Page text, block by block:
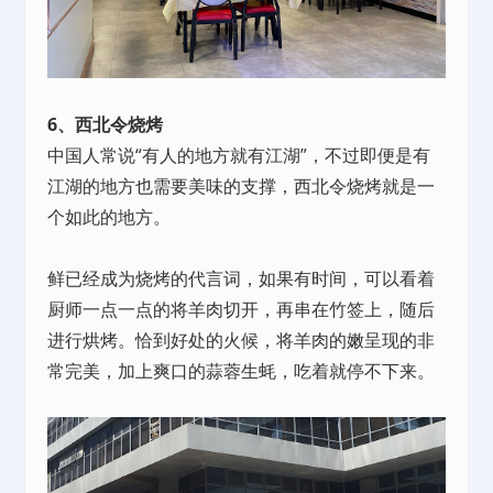
6、西北令烧烤
中国人常说“有人的地方就有江湖”，不过即便是有
江湖的地方也需要美味的支撑，西北令烧烤就是一
个如此的地方。
鲜已经成为烧烤的代言词，如果有时间，可以看着
厨师一点一点的将羊肉切开，再串在竹签上，随后
进行烘烤。恰到好处的火候，将羊肉的嫩呈现的非
常完美，加上爽口的蒜蓉生蚝，吃着就停不下来。